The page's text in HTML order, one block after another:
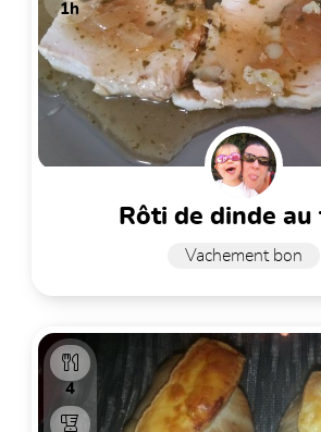
1h
rôti de dinde
Vachement bon
4